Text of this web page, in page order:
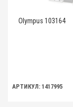
Olympus 103164
АРТИКУЛ: 1417995